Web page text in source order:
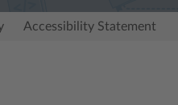
Accessibility Statement